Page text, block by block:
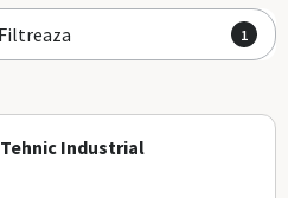
Filtreaza 1
Industrial